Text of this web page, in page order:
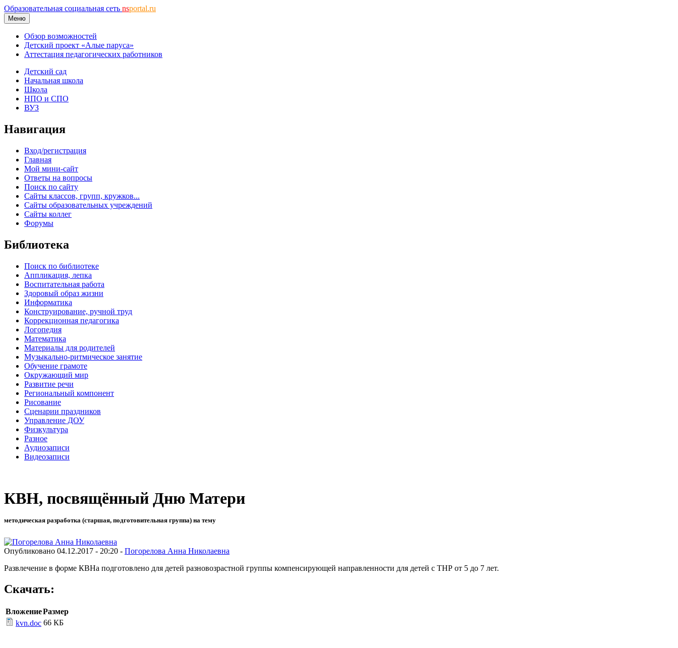
Образовательная социальная сеть nsportal.ru
Меню
Обзор возможностей
Детский проект «Алые паруса»
Аттестация педагогических работников
Детский сад
Начальная школа
Школа
НПО и СПО
ВУЗ
Навигация
Вход/регистрация
Главная
Мой мини-сайт
Ответы на вопросы
Поиск по сайту
Сайты классов, групп, кружков...
Сайты образовательных учреждений
Сайты коллег
Форумы
Библиотека
Поиск по библиотеке
Аппликация, лепка
Воспитательная работа
Здоровый образ жизни
Информатика
Конструирование, ручной труд
Коррекционная педагогика
Логопедия
Математика
Материалы для родителей
Музыкально-ритмическое занятие
Обучение грамоте
Окружающий мир
Развитие речи
Региональный компонент
Рисование
Сценарии праздников
Управление ДОУ
Физкультура
Разное
Аудиозаписи
Видеозаписи
КВН, посвящённый Дню Матери
методическая разработка (старшая, подготовительная группа) на тему
Опубликовано 04.12.2017 - 20:20 - Погорелова Анна Николаевна
Развлечение в форме КВНа подготовлено для детей разновозрастной группы компенсирующей направленности для детей с ТНР от 5 до 7 лет.
Скачать:
ВложениеРазмер
kvn.doc 66 КБ